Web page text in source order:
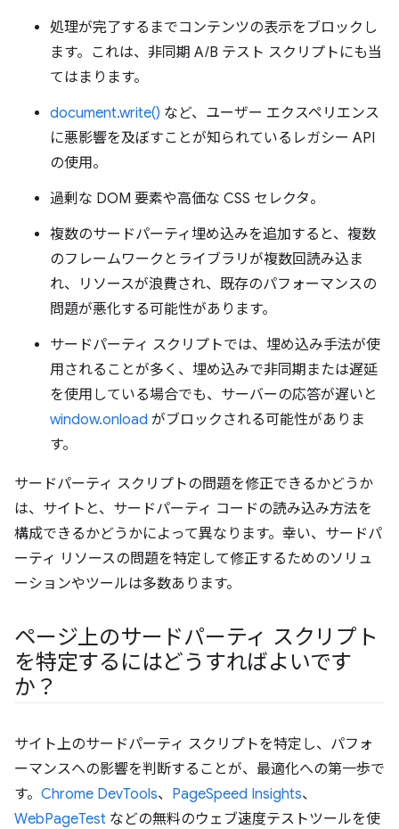
処理が完了するまでコンテンツの表示をブロックし
ます。これは、非同期 A/B テスト スクリプトにも当
てはまります。
document.write() など、ユーザー エクスペリエンス
に悪影響を及ぼすことが知られているレガシー API
の使用。
過剰な DOM 要素や高価な CSS セレクタ。
複数のサードパーティ埋め込みを追加すると、複数
のフレームワークとライブラリが複数回読み込ま
れ、リソースが浪費され、既存のパフォーマンスの
問題が悪化する可能性があります。
サードパーティ スクリプトでは、埋め込み手法が使
用されることが多く、埋め込みで非同期または遅延
を使用している場合でも、サーバーの応答が遅いと
window.onload がブロックされる可能性がありま
す。
サードパーティ スクリプトの問題を修正できるかどうか
は、サイトと、サードパーティ コードの読み込み方法を
構成できるかどうかによって異なります。幸い、サードパ
ーティ リソースの問題を特定して修正するためのソリュ
ーションやツールは多数あります。
ページ上のサードパーティ スクリプト
を特定するにはどうすればよいです
か？
サイト上のサードパーティ スクリプトを特定し、パフォ
ーマンスへの影響を判断することが、最適化への第一歩で
す。 Chrome DevTools、 PageSpeed Insights、
WebPageTest などの無料のウェブ速度テストツールを使